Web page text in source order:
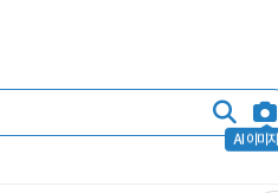
AI 이미